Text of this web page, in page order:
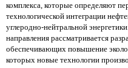
комплекса, которые определяют
технологической интеграции
углеродно-нейтральной
направления рассматривается
обеспечивающих повышение
которых новые технологии